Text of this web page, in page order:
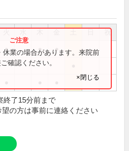
祝
● ● ●
休業の場合があります。来院前
確認ください。
×閉じる
終了15分前まで
望の方は事前に連絡ください